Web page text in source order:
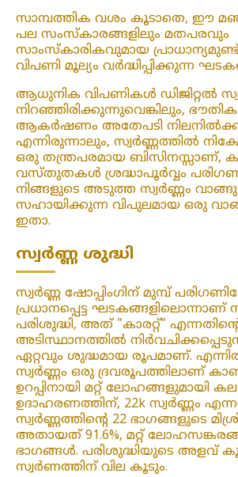
സാമ്പത്തിക വശം കൂടാതെ, ഈ
പല സംസ്കാരങ്ങളിലും മതപരവും
സാംസ്കാരികവുമായ
വിപണി മൂല്യം വർദ്ധിപ്പിക്കുന്ന
ആധുനിക വിപണികൾ ഡിജിറ്റൽ
നിറഞ്ഞിരിക്കുന്നുവെങ്കിലും, ഭൗതിക
ആകർഷണം അതേപടി
എന്നിരുന്നാലും, സ്വർണ്ണത്തിൽ
ഒരു തന്ത്രപരമായ ബിസിനസ്സാണ്,
വസ്തുതകൾ ശ്രദ്ധാപൂർവ്വം
നിങ്ങളുടെ അടുത്ത സ്വർണ്ണം
സഹായിക്കുന്ന വിപുലമായ ഒരു
ഇതാ.
സ്വർണ്ണ ശുദ്ധി
സ്വർണ്ണ ഷോപ്പിംഗിന് മുമ്പ്
പ്രധാനപ്പെട്ട ഘടകങ്ങളിലൊന്നാണ്
പരിശുദ്ധി, അത് "കാരറ്റ്"
അടിസ്ഥാനത്തിൽ
ഏറ്റവും ശുദ്ധമായ രൂപമാണ്.
സ്വർണ്ണം ഒരു ദ്രവരൂപത്തിലാണ്
ഉറപ്പിനായി മറ്റ് ലോഹങ്ങളുമായി
ഉദാഹരണത്തിന്, 22k സ്വർണ്ണം
സ്വർണ്ണത്തിന്റെ 22 ഭാഗങ്ങളുടെ
അതായത് 91.6%, മറ്റ്
ഭാഗങ്ങൾ. പരിശുദ്ധിയുടെ അളവ്
സ്വർണത്തിന് വില കൂടും.